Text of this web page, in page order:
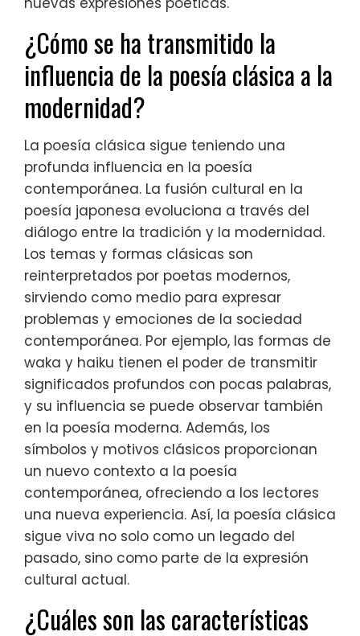
¿Cómo se ha transmitido la
influencia de la poesía clásica a la
modernidad?
La poesía clásica sigue teniendo una
profunda influencia en la poesía
contemporánea. La fusión cultural en la
poesía japonesa evoluciona a través del
diálogo entre la tradición y la modernidad.
Los temas y formas clásicas son
reinterpretados por poetas modernos,
sirviendo como medio para expresar
problemas y emociones de la sociedad
contemporánea. Por ejemplo, las formas de
waka y haiku tienen el poder de transmitir
significados profundos con pocas palabras,
y su influencia se puede observar también
en la poesía moderna. Además, los
símbolos y motivos clásicos proporcionan
un nuevo contexto a la poesía
contemporánea, ofreciendo a los lectores
una nueva experiencia. Así, la poesía clásica
sigue viva no solo como un legado del
pasado, sino como parte de la expresión
cultural actual.
¿Cuáles son las características